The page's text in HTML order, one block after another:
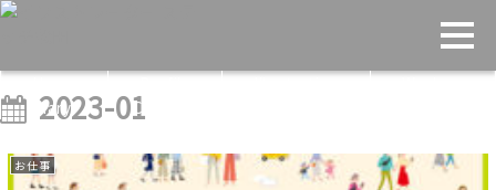
Diary
Contact
2023-01
お仕事